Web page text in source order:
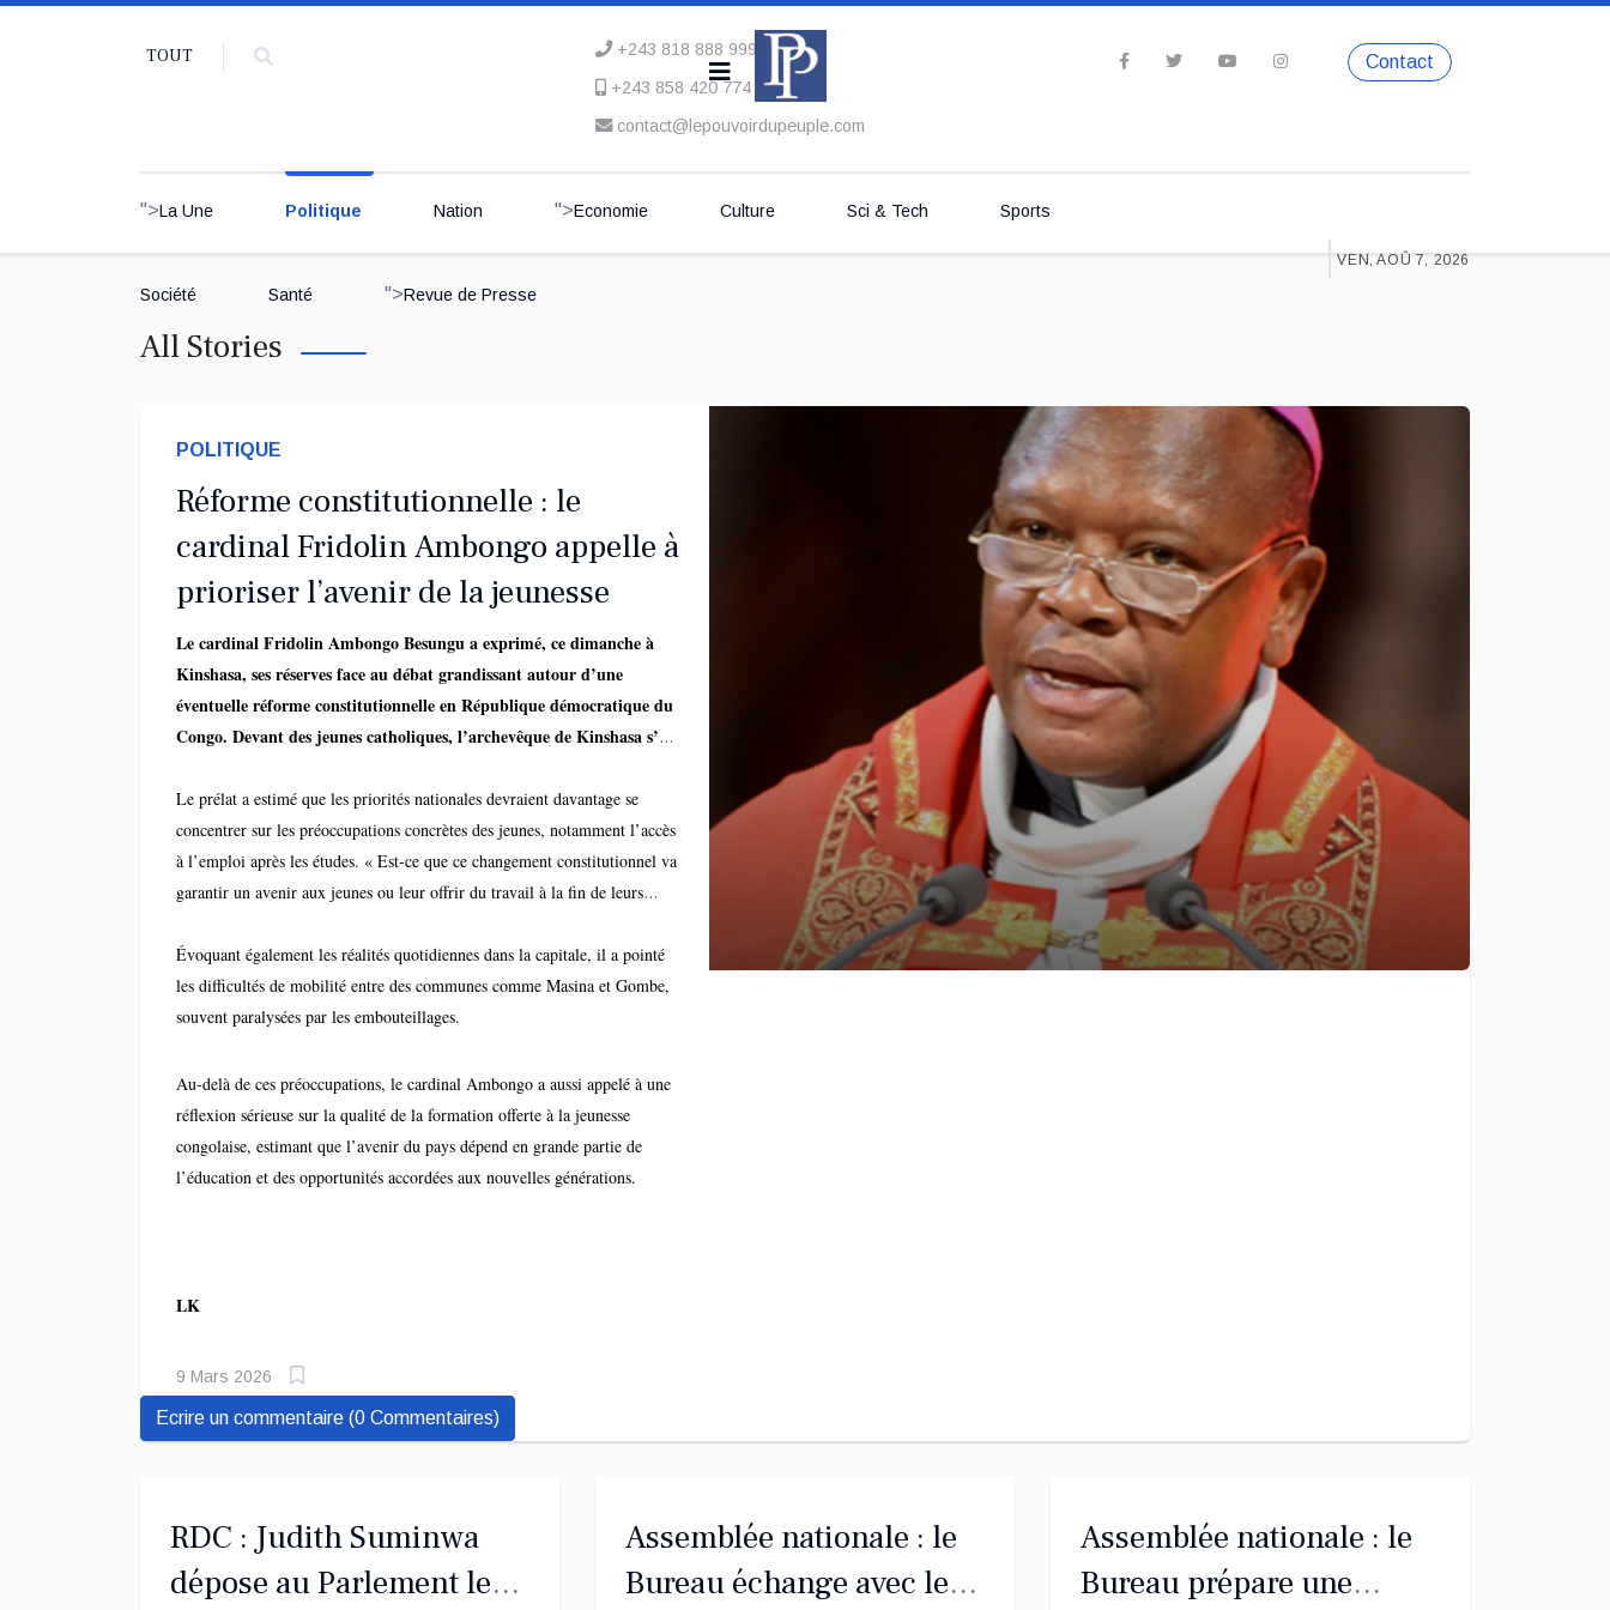
TOUT
+243 818 888 999
+243 858 420 774
contact@lepouvoirdupeuple.com
Contact
">La Une Politique Nation ">Economie Culture Sci & Tech Sports
Société Santé ">Revue de Presse
VEN, AOÛ 7, 2026
All Stories
POLITIQUE
Réforme constitutionnelle : le
cardinal Fridolin Ambongo appelle à
prioriser l’avenir de la jeunesse
Le cardinal Fridolin Ambongo Besungu a exprimé, ce dimanche à
Kinshasa, ses réserves face au débat grandissant autour d’une
éventuelle réforme constitutionnelle en République démocratique du
Congo. Devant des jeunes catholiques, l’archevêque de Kinshasa s’est
de moyens dans cette question alors que la jeunesse reste confrontée à
de nombreuses difficultés.
Le prélat a estimé que les priorités nationales devraient davantage se
concentrer sur les préoccupations concrètes des jeunes, notamment l’accès
à l’emploi après les études. « Est-ce que ce changement constitutionnel va
garantir un avenir aux jeunes ou leur offrir du travail à la fin de leurs
Évoquant également les réalités quotidiennes dans la capitale, il a pointé
les difficultés de mobilité entre des communes comme Masina et Gombe,
souvent paralysées par les embouteillages.
Au-delà de ces préoccupations, le cardinal Ambongo a aussi appelé à une
réflexion sérieuse sur la qualité de la formation offerte à la jeunesse
congolaise, estimant que l’avenir du pays dépend en grande partie de
l’éducation et des opportunités accordées aux nouvelles générations.
LK
9 Mars 2026
Ecrire un commentaire (0 Commentaires)
RDC : Judith Suminwa
dépose au Parlement les
Assemblée nationale : le
Bureau échange avec le
Assemblée nationale : le
Bureau prépare une